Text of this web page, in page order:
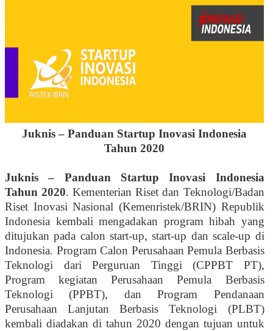
Juknis – Panduan Startup Inovasi Indonesia
Tahun 2020
Juknis – Panduan Startup Inovasi Indonesia
Tahun 2020. Kementerian Riset dan Teknologi/Badan
Riset Inovasi Nasional (Kemenristek/BRIN) Republik
Indonesia kembali mengadakan program hibah yang
ditujukan pada calon start-up, start-up dan scale-up di
Indonesia. Program Calon Perusahaan Pemula Berbasis
Teknologi dari Perguruan Tinggi (CPPBT PT),
Program kegiatan Perusahaan Pemula Berbasis
Teknologi (PPBT), dan Program Pendanaan
Perusahaan Lanjutan Berbasis Teknologi (PLBT)
kembali diadakan di tahun 2020 dengan tujuan untuk